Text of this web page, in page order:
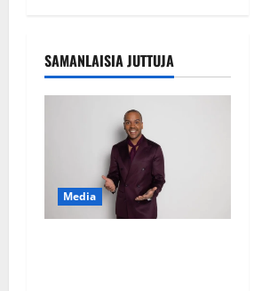
SAMANLAISIA JUTTUJA
Media